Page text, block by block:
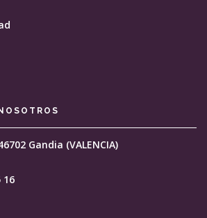
Gandia (VALENCIA)
16